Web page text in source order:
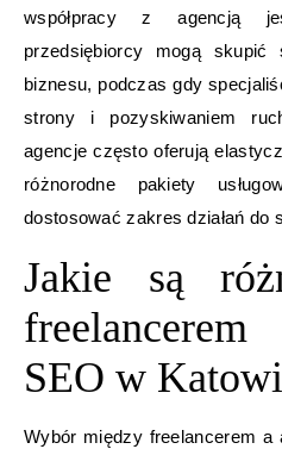
współpracy z agencją
przedsiębiorcy mogą
biznesu, podczas gdy
strony i pozyskiwaniem
agencje często oferują
różnorodne pakiety
dostosować zakres działań do
Jakie są
SEO w
Wybór między freelancerem